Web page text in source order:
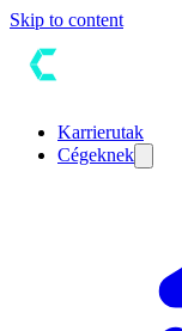
Skip to content
Karrierutak
Cégeknek